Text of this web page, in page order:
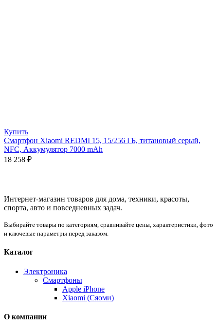
Купить
Смартфон Xiaomi REDMI 15, 15/256 ГБ, титановый серый,
NFC, Аккумулятор 7000 mAh
18 258 ₽
Интернет-магазин товаров для дома, техники, красоты,
спорта, авто и повседневных задач.
Выбирайте товары по категориям, сравнивайте цены, характеристики, фото
и ключевые параметры перед заказом.
Каталог
Электроника
Смартфоны
Apple iPhone
Xiaomi (Сяоми)
О компании